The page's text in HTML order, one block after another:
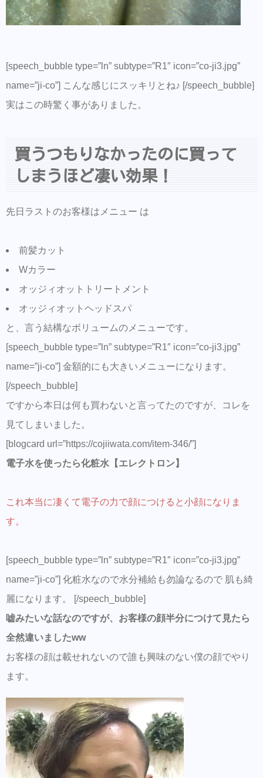
[speech_bubble type=”ln” subtype=”R1″ icon=”co-ji3.jpg”
name=”ji-co”] こんな感じにスッキリとね♪ [/speech_bubble]
実はこの時驚く事がありました。
買うつもりなかったのに買って
しまうほど凄い効果！
先日ラストのお客様はメニュー は
前髪カット
Wカラー
オッジィオットトリートメント
オッジィオットヘッドスパ
と、言う結構なボリュームのメニューです。
[speech_bubble type=”ln” subtype=”R1″ icon=”co-ji3.jpg”
name=”ji-co”] 金額的にも大きいメニューになります。
[/speech_bubble]
ですから本日は何も買わないと言ってたのですが、コレを
見てしまいました。
[blogcard url=”https://cojiiwata.com/item-346/”]
電子水を使ったら化粧水【エレクトロン】
これ本当に凄くて電子の力で顔につけると小顔になりま
す。
[speech_bubble type=”ln” subtype=”R1″ icon=”co-ji3.jpg”
name=”ji-co”] 化粧水なので水分補給も勿論なるので 肌も綺
麗になります。 [/speech_bubble]
嘘みたいな話なのですが、お客様の顔半分につけて見たら
全然違いましたww
お客様の顔は載せれないので誰も興味のない僕の顔でやり
ます。